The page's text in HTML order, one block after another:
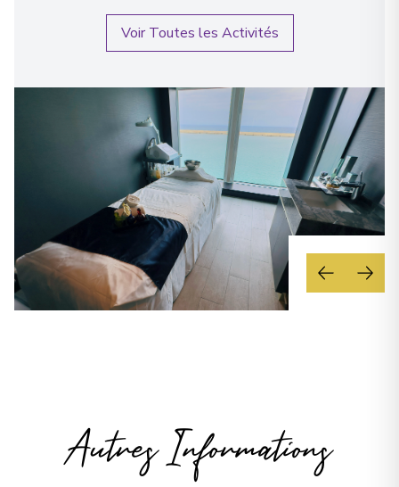
Voir Toutes les Activités
Autres Informations